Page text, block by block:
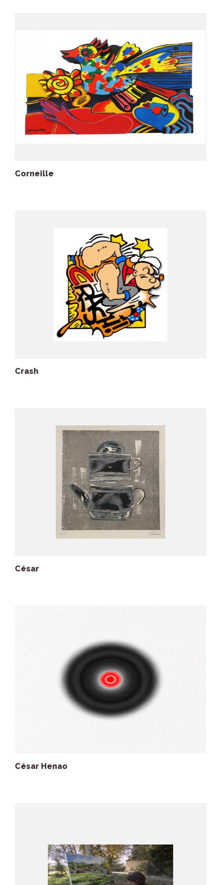
Corneille
Crash
César
César Henao